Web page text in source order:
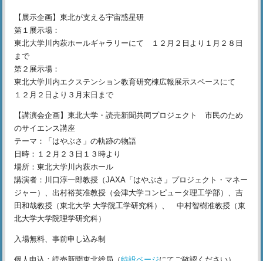
【展示企画】東北が支える宇宙惑星研
第１展示場：
東北大学川内萩ホールギャラリーにて １２月２日より１月２８日
まで
第２展示場：
東北大学川内エクステンション教育研究棟広報展示スペースにて
１２月２日より３月末日まで
【講演会企画】東北大学・読売新聞共同プロジェクト 市民のため
のサイエンス講座
テーマ：「はやぶさ」の軌跡の物語
日時：１２月２３日１３時より
場所：東北大学川内萩ホール
講演者：川口淳一郎教授（JAXA「はやぶさ」プロジェクト・マネー
ジャー）、出村裕英准教授（会津大学コンピュータ理工学部）、吉
田和哉教授（東北大学 大学院工学研究科）、 中村智樹准教授（東
北大学大学院理学研究科）
入場無料、事前申し込み制